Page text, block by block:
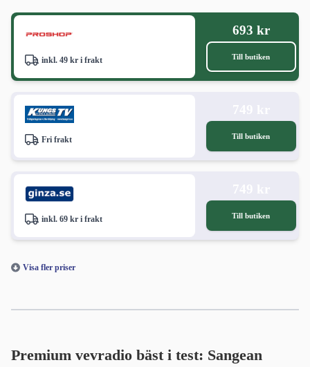
inkl. 49 kr i frakt
693 kr
Till butiken
Fri frakt Till butiken
inkl. 69 kr i frakt Till butiken
Visa fler priser
Premium vevradio bäst i test: Sangean